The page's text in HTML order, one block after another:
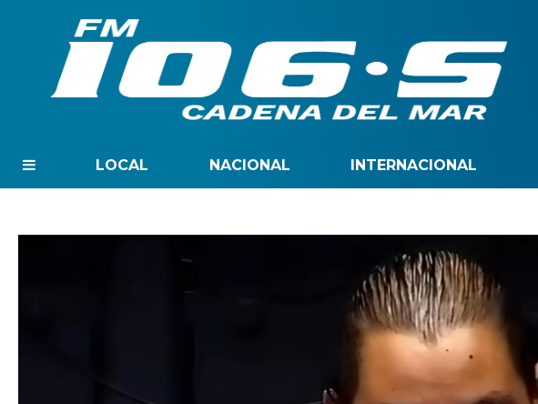
LOCAL NACIONAL INTERNACIONAL